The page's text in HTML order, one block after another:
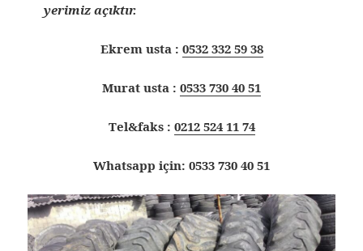
yerimiz açıktır.
Ekrem usta : 0532 332 59 38
Murat usta : 0533 730 40 51
Tel&faks : 0212 524 11 74
Whatsapp için: 0533 730 40 51